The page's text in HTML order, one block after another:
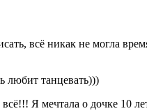
всё никак не могла
любит танцевать)))
всё!!! Я мечтала о дочке 10